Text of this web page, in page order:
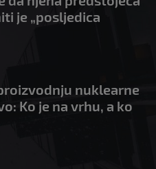
je „posljedica
nuklearne
Ko je na vrhu, a ko